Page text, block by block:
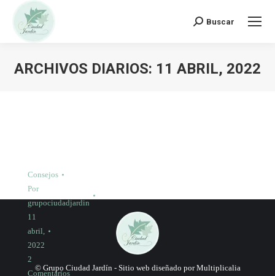
Buscar:
Buscar
ARCHIVOS DIARIOS: 11 ABRIL, 2022
Consejos
Por
grupociudadjardin
11
abril,
2022
2
Comentarios
© Grupo Ciudad Jardín - Sitio web diseñado por Multiplicalia